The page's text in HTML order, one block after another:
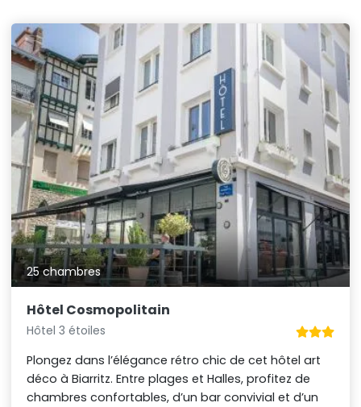
25 chambres
Hôtel Cosmopolitain
Hôtel 3 étoiles
Plongez dans l’élégance rétro chic de cet hôtel art
déco à Biarritz. Entre plages et Halles, profitez de
chambres confortables, d’un bar convivial et d’un